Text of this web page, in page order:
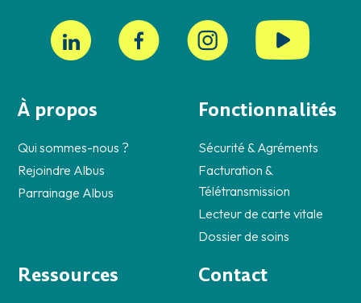
À propos
Qui sommes-nous ?
Rejoindre Albus
Parrainage Albus
Fonctionnalités
Sécurité & Agréments
Facturation &
Télétransmission
Lecteur de carte vitale
Dossier de soins
Ressources Contact